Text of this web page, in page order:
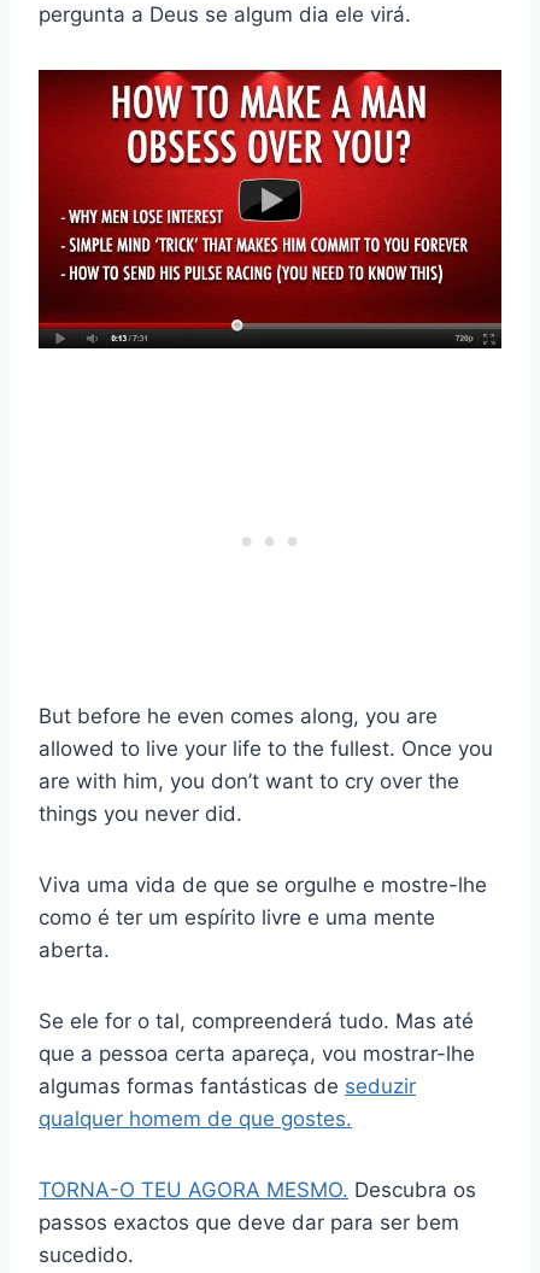
pergunta a Deus se algum dia ele virá.
But before he even comes along, you are
allowed to live your life to the fullest. Once you
are with him, you don’t want to cry over the
things you never did.
Viva uma vida de que se orgulhe e mostre-lhe
como é ter um espírito livre e uma mente
aberta.
Se ele for o tal, compreenderá tudo. Mas até
que a pessoa certa apareça, vou mostrar-lhe
algumas formas fantásticas de seduzir
qualquer homem de que gostes.
TORNA-O TEU AGORA MESMO. Descubra os
passos exactos que deve dar para ser bem
sucedido.